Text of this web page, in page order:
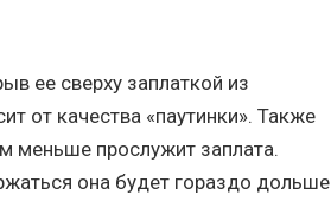
ее сверху заплаткой из
от качества «паутинки». Также
меньше прослужит заплата.
она будет гораздо